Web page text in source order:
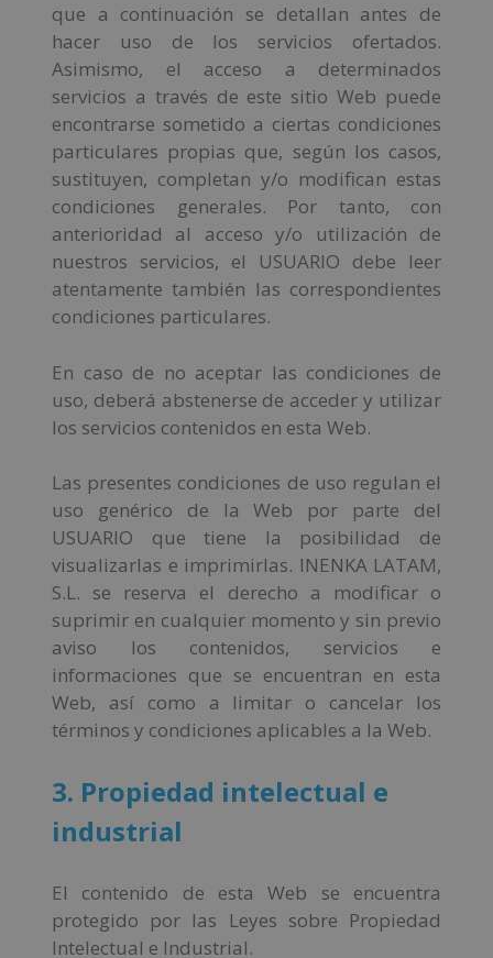
que a continuación se detallan antes de
hacer uso de los servicios ofertados.
Asimismo, el acceso a determinados
servicios a través de este sitio Web puede
encontrarse sometido a ciertas condiciones
particulares propias que, según los casos,
sustituyen, completan y/o modifican estas
condiciones generales. Por tanto, con
anterioridad al acceso y/o utilización de
nuestros servicios, el USUARIO debe leer
atentamente también las correspondientes
condiciones particulares.
En caso de no aceptar las condiciones de
uso, deberá abstenerse de acceder y utilizar
los servicios contenidos en esta Web.
Las presentes condiciones de uso regulan el
uso genérico de la Web por parte del
USUARIO que tiene la posibilidad de
visualizarlas e imprimirlas. INENKA LATAM,
S.L. se reserva el derecho a modificar o
suprimir en cualquier momento y sin previo
aviso los contenidos, servicios e
informaciones que se encuentran en esta
Web, así como a limitar o cancelar los
términos y condiciones aplicables a la Web.
3. Propiedad intelectual e
industrial
El contenido de esta Web se encuentra
protegido por las Leyes sobre Propiedad
Intelectual e Industrial.